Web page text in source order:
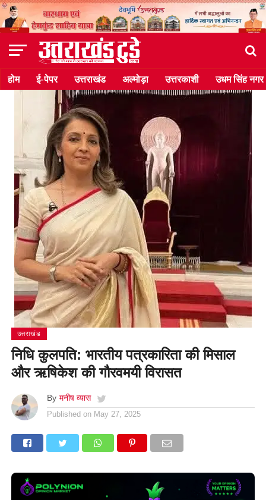
होम ई-पेपर उत्तराखंड अल्मोड़ा उत्तरकाशी उधम सिंह नगर
उत्तराखंड
निधि कुलपति: भारतीय पत्रकारिता की मिसाल
और ऋषिकेश की गौरवमयी विरासत
By मनीष व्यास
Published on May 27, 2025